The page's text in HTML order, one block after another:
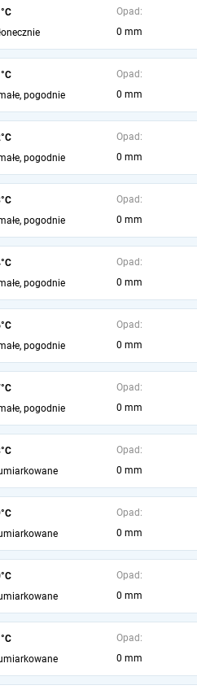
Opad:
0 mm
pogodnie
Opad:
0 mm
pogodnie
Opad:
0 mm
pogodnie
Opad:
0 mm
pogodnie
Opad:
0 mm
pogodnie
Opad:
0 mm
pogodnie
Opad:
0 mm
Opad:
0 mm
Opad:
0 mm
Opad:
0 mm
Opad:
0 mm